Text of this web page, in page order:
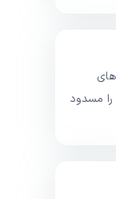
را مسدود